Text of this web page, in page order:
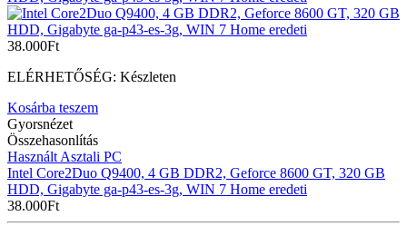
38.000Ft
ELÉRHETŐSÉG: Készleten
Kosárba teszem
Gyorsnézet
Összehasonlítás
Használt Asztali PC
Intel Core2Duo Q9400, 4 GB DDR2, Geforce 8600 GT, 320 GB
HDD, Gigabyte ga-p43-es-3g, WIN 7 Home eredeti
38.000Ft